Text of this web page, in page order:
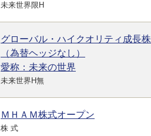
未来世界限H
グローバル・ハイクオリティ成長
（為替ヘッジなし）
愛称：未来の世界
未来世界H無
ＭＨＡＭ株式オープン
株 式